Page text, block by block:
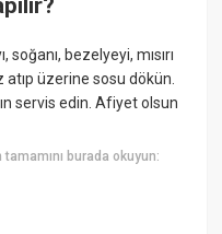
bezelyeyi, mısırı
üzerine sosu dökün.
servis edin. Afiyet olsun
tamamını burada okuyun: